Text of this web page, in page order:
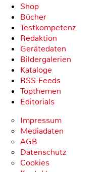
Shop
Bücher
Testkompetenz
Redaktion
Gerätedaten
Bildergalerien
Kataloge
RSS-Feeds
Topthemen
Editorials
Impressum
Mediadaten
AGB
Datenschutz
Cookies